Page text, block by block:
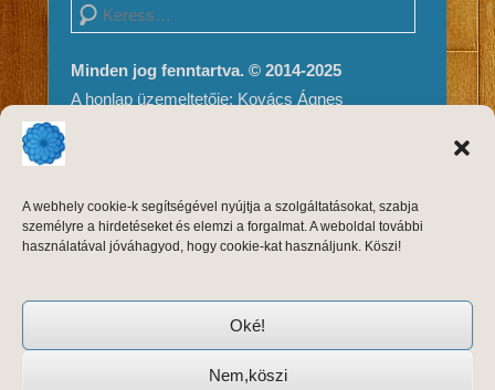
A webhely cookie-k segítségével nyújtja a szolgáltatásokat, szabja
személyre a hirdetéseket és elemzi a forgalmat. A weboldal további
használatával jóváhagyod, hogy cookie-kat használjunk. Köszi!
Oké!
Nem,köszi
Search
Minden jog fenntartva. © 2014-2025
A honlap üzemeltetője: Kovács Ágnes
jogvédelem alatt áll, másolni, módosítani
kizárólag a szerző, Kovács Ágnes írásos